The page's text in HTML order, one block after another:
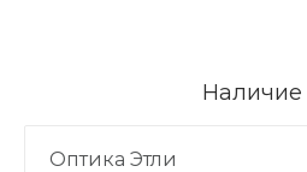
Наличие
Оптика Этли